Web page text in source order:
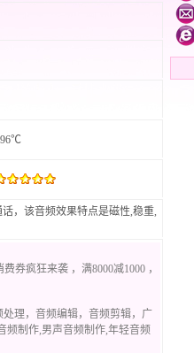
，该音频效果特点是磁性,稳重,